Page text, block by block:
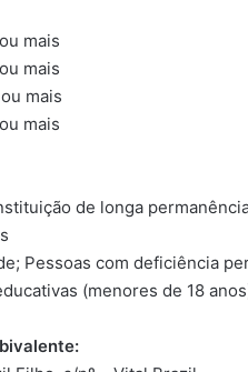
mais
mais
mais
mais
de longa
Pessoas com deficiência
(menores de 18